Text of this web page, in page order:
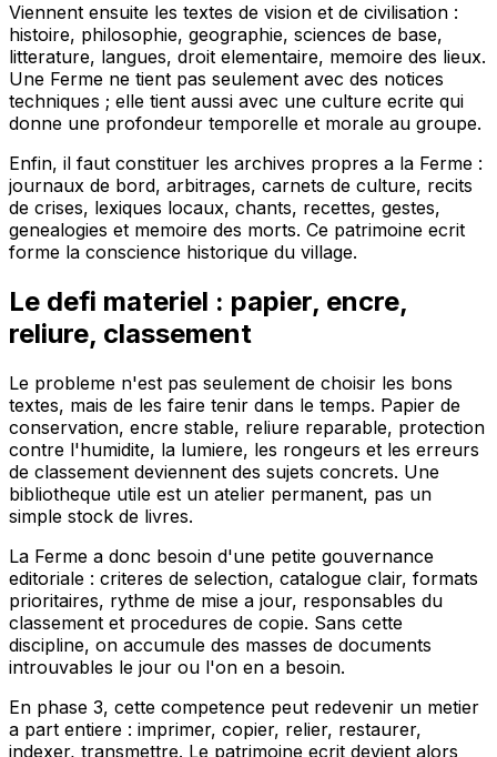
Viennent ensuite les textes de vision et de civilisation :
histoire, philosophie, geographie, sciences de base,
litterature, langues, droit elementaire, memoire des lieux.
Une Ferme ne tient pas seulement avec des notices
techniques ; elle tient aussi avec une culture ecrite qui
donne une profondeur temporelle et morale au groupe.
Enfin, il faut constituer les archives propres a la Ferme :
journaux de bord, arbitrages, carnets de culture, recits
de crises, lexiques locaux, chants, recettes, gestes,
genealogies et memoire des morts. Ce patrimoine ecrit
forme la conscience historique du village.
Le defi materiel : papier, encre,
reliure, classement
Le probleme n'est pas seulement de choisir les bons
textes, mais de les faire tenir dans le temps. Papier de
conservation, encre stable, reliure reparable, protection
contre l'humidite, la lumiere, les rongeurs et les erreurs
de classement deviennent des sujets concrets. Une
bibliotheque utile est un atelier permanent, pas un
simple stock de livres.
La Ferme a donc besoin d'une petite gouvernance
editoriale : criteres de selection, catalogue clair, formats
prioritaires, rythme de mise a jour, responsables du
classement et procedures de copie. Sans cette
discipline, on accumule des masses de documents
introuvables le jour ou l'on en a besoin.
En phase 3, cette competence peut redevenir un metier
a part entiere : imprimer, copier, relier, restaurer,
indexer, transmettre. Le patrimoine ecrit devient alors